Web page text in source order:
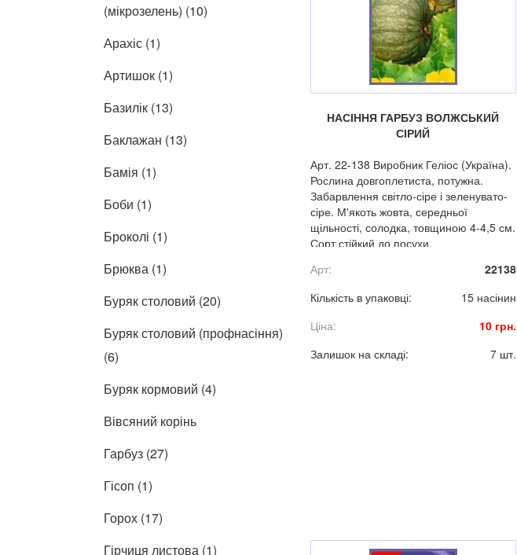
(мікрозелень) (10)
Арахіс (1)
Артишок (1)
Базилік (13)
Баклажан (13)
Бамія (1)
Боби (1)
Броколі (1)
Брюква (1)
Буряк столовий (20)
Буряк столовий (профнасіння)
(6)
Буряк кормовий (4)
Вівсяний корінь
Гарбуз (27)
Гісоп (1)
Горох (17)
Гірчиця листова (1)
НАСІННЯ ГАРБУЗ ВОЛЖСЬКИЙ
СІРИЙ
Арт. 22-138 Виробник Геліос (Україна).
Рослина довгоплетиста, потужна.
Забарвлення світло-сіре і зеленувато-
сіре. М'якоть жовта, середньої
щільності, солодка, товщиною 4-4,5 см.
Сорт стійкий до посухи.
Арт:
22138
Кількість в упаковці:
15 насінин
Ціна:
10 грн.
Залишок на складі:
7 шт.